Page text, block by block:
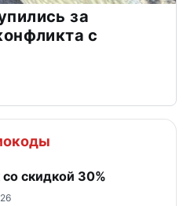
за
с
скидкой 30%